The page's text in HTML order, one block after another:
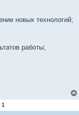
новых технологий;
работы;
1